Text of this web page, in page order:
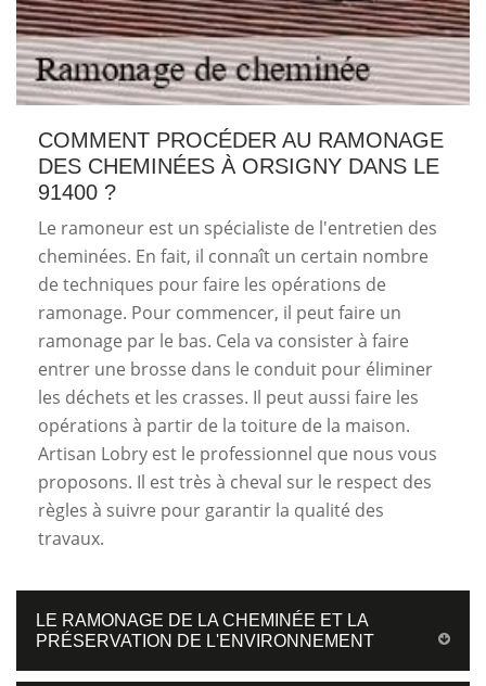
COMMENT PROCÉDER AU RAMONAGE
DES CHEMINÉES À ORSIGNY DANS LE
91400 ?
Le ramoneur est un spécialiste de l'entretien des
cheminées. En fait, il connaît un certain nombre
de techniques pour faire les opérations de
ramonage. Pour commencer, il peut faire un
ramonage par le bas. Cela va consister à faire
entrer une brosse dans le conduit pour éliminer
les déchets et les crasses. Il peut aussi faire les
opérations à partir de la toiture de la maison.
Artisan Lobry est le professionnel que nous vous
proposons. Il est très à cheval sur le respect des
règles à suivre pour garantir la qualité des
travaux.
LE RAMONAGE DE LA CHEMINÉE ET LA
PRÉSERVATION DE L'ENVIRONNEMENT